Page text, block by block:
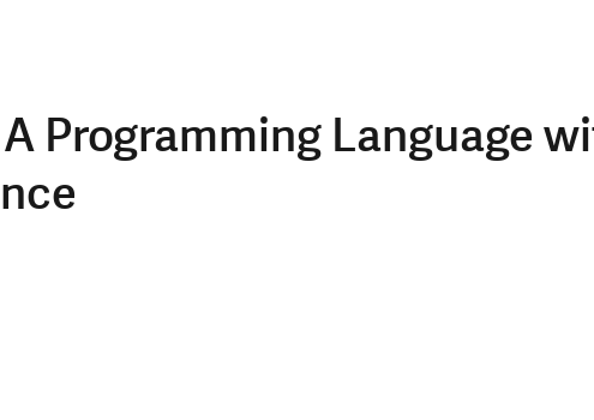
Programming Language